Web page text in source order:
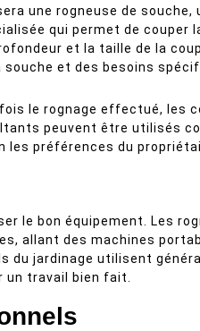
une rogneuse de souche,
qui permet de couper
et la taille de la
souche et des besoins
le rognage effectué, les
peuvent être utilisés
les préférences du
le bon équipement. Les
allant des machines
du jardinage utilisent
un travail bien fait.